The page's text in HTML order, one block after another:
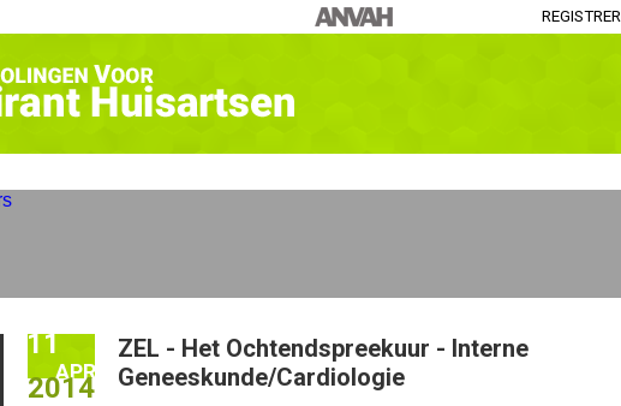
company)
11
APR
2014
ZEL - Het Ochtendspreekuur - Interne
Geneeskunde/Cardiologie